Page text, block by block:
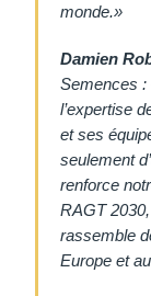
monde.»
Damien
Semences :
l’expertise
et ses
seulement
renforce
RAGT
rassemble
Europe et